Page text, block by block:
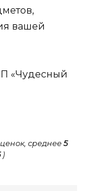
вашей
«Чудесный
среднее5
)